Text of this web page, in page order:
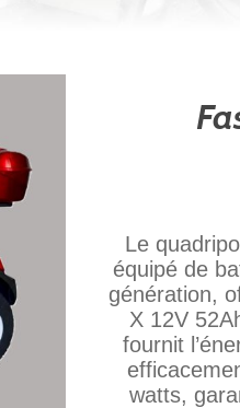
Le
équipé de
génération,
X 12V
fournit
watts,